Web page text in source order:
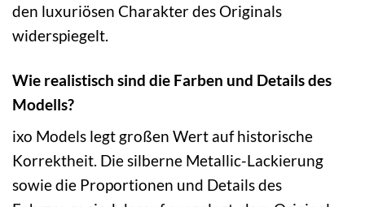
den luxuriösen Charakter des Originals
widerspiegelt.
Wie realistisch sind die Farben und Details des
Modells?
ixo Models legt großen Wert auf historische
Korrektheit. Die silberne Metallic-Lackierung
sowie die Proportionen und Details des